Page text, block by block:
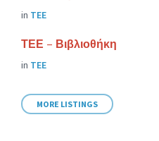
in ΤΕΕ
ΤΕΕ – Βιβλιοθήκη
in ΤΕΕ
MORE LISTINGS